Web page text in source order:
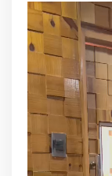
Tocador
de
vídeo